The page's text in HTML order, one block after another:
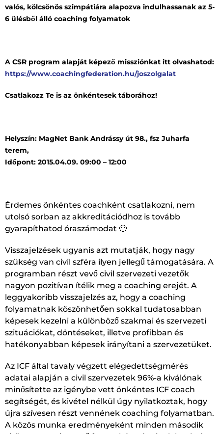
valós, kölcsönös szimpátiára alapozva indulhassanak az 5-
6 ülésből álló coaching folyamatok
A CSR program alapját képező missziónkat itt olvashatod:
https://www.coachingfederation.hu/joszolgalat
Csatlakozz Te is az önkéntesek táborához!
Helyszín: MagNet Bank Andrássy út 98., fsz Juharfa
terem,
Időpont: 2015.04.09. 09:00 – 12:00
Érdemes önkéntes coachként csatlakozni, nem
utolsó sorban az akkreditációdhoz is tovább
gyarapíthatod óraszámodat 🙂
Visszajelzések ugyanis azt mutatják, hogy nagy
szükség van civil szféra ilyen jellegű támogatására. A
programban részt vevő civil szervezeti vezetők
nagyon pozitívan ítélik meg a coaching erejét. A
leggyakoribb visszajelzés az, hogy a coaching
folyamatnak köszönhetően sokkal tudatosabban
képesek kezelni a különböző szakmai és szervezeti
szituációkat, döntéseket, illetve profibban és
hatékonyabban képesek irányítani a szervezetüket.
Az ICF által tavaly végzett elégedettségmérés
adatai alapján a civil szervezetek 96%-a kiválónak
minősítette az igénybe vett önkéntes ICF coach
segítségét, és kivétel nélkül úgy nyilatkoztak, hogy
újra szívesen részt vennének coaching folyamatban.
A közös munka eredményeként minden második